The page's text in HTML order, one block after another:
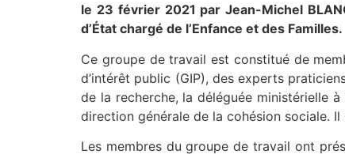
le 23 février 2021 par Jean-Michel
d’État chargé de l’Enfance et des Familles.
Ce groupe de travail est constitué de
d’intérêt public (GIP), des experts
de la recherche, la déléguée ministérielle
direction générale de la cohésion sociale. Il
Les membres du groupe de travail ont